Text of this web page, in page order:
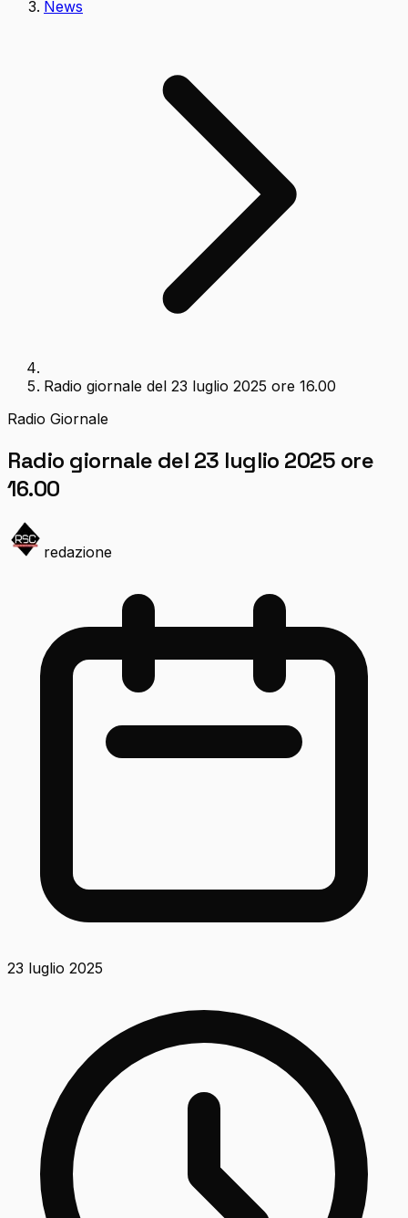
News
Radio giornale del 23 luglio 2025 ore 16.00
Radio Giornale
Radio giornale del 23 luglio 2025 ore
16.00
redazione
23 luglio 2025